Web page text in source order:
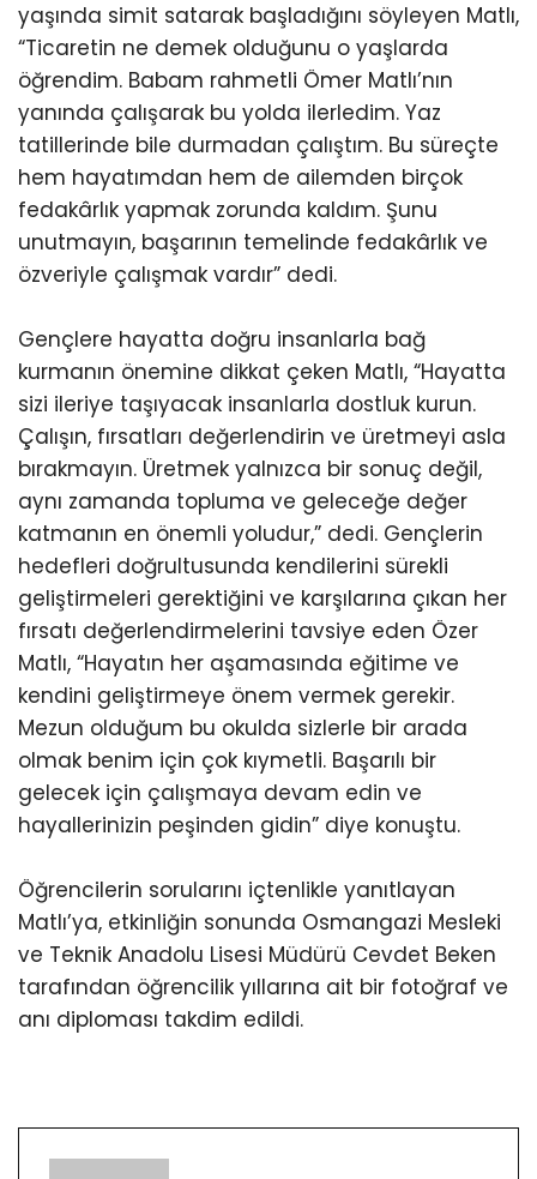
yaşında simit satarak başladığını söyleyen Matlı,
“Ticaretin ne demek olduğunu o yaşlarda
öğrendim. Babam rahmetli Ömer Matlı’nın
yanında çalışarak bu yolda ilerledim. Yaz
tatillerinde bile durmadan çalıştım. Bu süreçte
hem hayatımdan hem de ailemden birçok
fedakârlık yapmak zorunda kaldım. Şunu
unutmayın, başarının temelinde fedakârlık ve
özveriyle çalışmak vardır” dedi.
Gençlere hayatta doğru insanlarla bağ
kurmanın önemine dikkat çeken Matlı, “Hayatta
sizi ileriye taşıyacak insanlarla dostluk kurun.
Çalışın, fırsatları değerlendirin ve üretmeyi asla
bırakmayın. Üretmek yalnızca bir sonuç değil,
aynı zamanda topluma ve geleceğe değer
katmanın en önemli yoludur,” dedi. Gençlerin
hedefleri doğrultusunda kendilerini sürekli
geliştirmeleri gerektiğini ve karşılarına çıkan her
fırsatı değerlendirmelerini tavsiye eden Özer
Matlı, “Hayatın her aşamasında eğitime ve
kendini geliştirmeye önem vermek gerekir.
Mezun olduğum bu okulda sizlerle bir arada
olmak benim için çok kıymetli. Başarılı bir
gelecek için çalışmaya devam edin ve
hayallerinizin peşinden gidin” diye konuştu.
Öğrencilerin sorularını içtenlikle yanıtlayan
Matlı’ya, etkinliğin sonunda Osmangazi Mesleki
ve Teknik Anadolu Lisesi Müdürü Cevdet Beken
tarafından öğrencilik yıllarına ait bir fotoğraf ve
anı diploması takdim edildi.